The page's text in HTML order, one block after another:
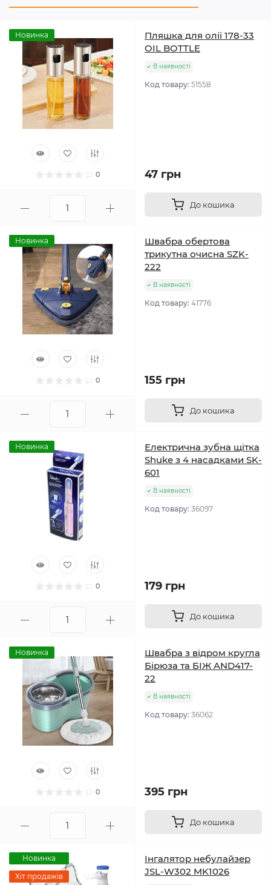
Новинка
0
Пляшка для олії 178-33
OIL BOTTLE
В наявності
Код товару: 51558
47 грн
До кошика
Новинка
0
Швабра обертова
трикутна очисна SZK-
222
В наявності
Код товару: 41776
155 грн
До кошика
Новинка
0
Електрична зубна щітка
Shuke з 4 насадками SK-
601
В наявності
Код товару: 36097
179 грн
До кошика
Новинка
0
Швабра з відром кругла
Бірюза та БІЖ AND417-
22
В наявності
Код товару: 36062
395 грн
До кошика
Новинка
Хіт продажів
Інгалятор небулайзер
JSL-W302 MK1026